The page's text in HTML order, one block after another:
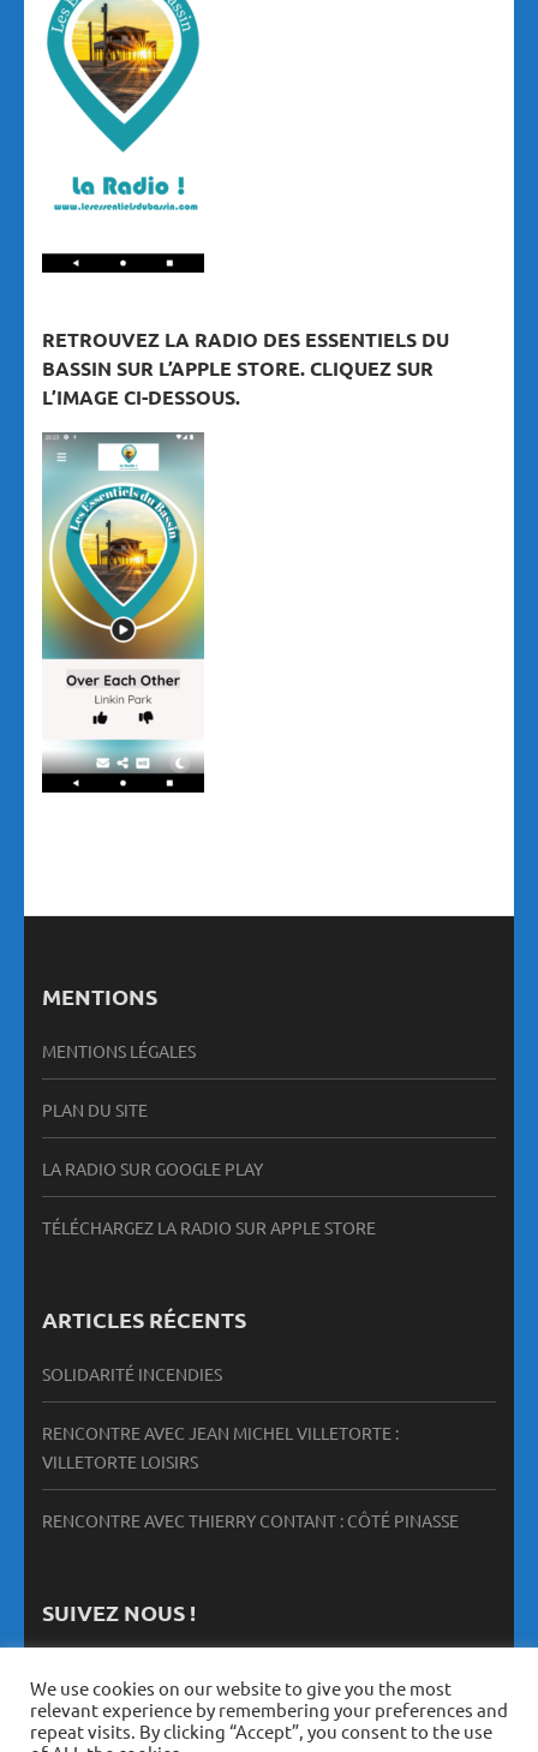
RETROUVEZ LA RADIO DES ESSENTIELS DU
BASSIN SUR L’APPLE STORE. CLIQUEZ SUR
L’IMAGE CI-DESSOUS.
MENTIONS
MENTIONS LÉGALES
PLAN DU SITE
LA RADIO SUR GOOGLE PLAY
TÉLÉCHARGEZ LA RADIO SUR APPLE STORE
ARTICLES RÉCENTS
SOLIDARITÉ INCENDIES
RENCONTRE AVEC JEAN MICHEL VILLETORTE :
VILLETORTE LOISIRS
RENCONTRE AVEC THIERRY CONTANT : CÔTÉ PINASSE
SUIVEZ NOUS !
We use cookies on our website to give you the most
relevant experience by remembering your preferences and
repeat visits. By clicking “Accept”, you consent to the use